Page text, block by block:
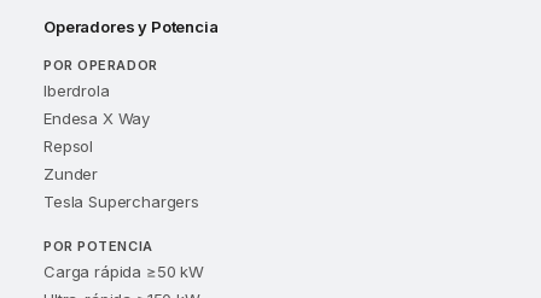
Operadores y Potencia
POR OPERADOR
Iberdrola
Endesa X Way
Repsol
Zunder
Tesla Superchargers
POR POTENCIA
Carga rápida ≥50 kW